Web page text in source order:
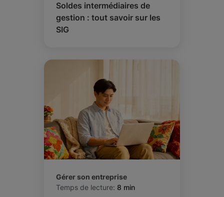
Soldes intermédiaires de
gestion : tout savoir sur les
SIG
Gérer son entreprise
Temps de lecture: 8 min